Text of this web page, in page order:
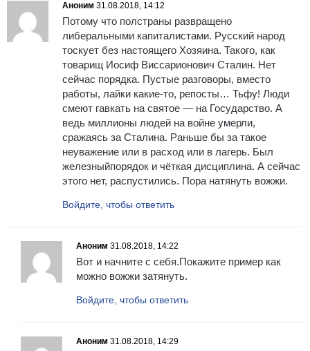
Аноним 31.08.2018, 14:12
Потому что полстраны развращено
либеральными капиталистами. Русский народ
тоскует без настоящего Хозяина. Такого, как
товарищ Иосиф Виссарионович Сталин. Нет
сейчас порядка. Пустые разговоры, вместо
работы, лайки какие-то, репосты… Тьфу! Люди
смеют гавкать на святое — на Государство. А
ведь миллионы людей на войне умерли,
сражаясь за Сталина. Раньше бы за такое
неуважение или в расход или в лагерь. Был
железныйпорядок и чёткая дисциплина. А сейчас
этого нет, распустились. Пора натянуть вожжи.
Войдите, чтобы ответить
Аноним 31.08.2018, 14:22
Вот и начните с себя.Покажите пример как
можно вожжи затянуть.
Войдите, чтобы ответить
Аноним 31.08.2018, 14:29